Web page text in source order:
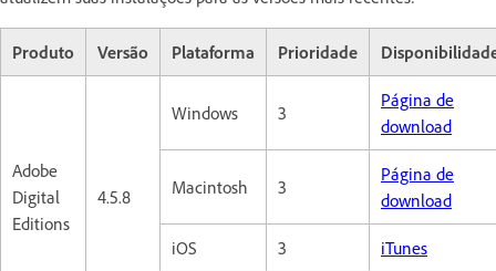
Produto Versão Plataforma Prioridade
Adobe
Digital
Editions
4.5.8
Windows 3
Página de
download
Macintosh 3
Página de
download
iOS 3 iTunes